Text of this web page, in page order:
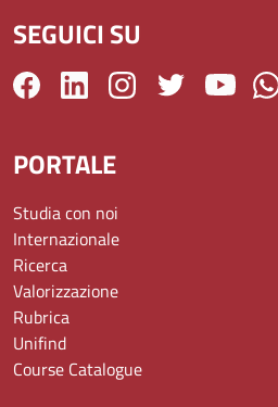
SEGUICI SU
PORTALE
Studia con noi
Internazionale
Ricerca
Valorizzazione
Rubrica
Unifind
Course Catalogue